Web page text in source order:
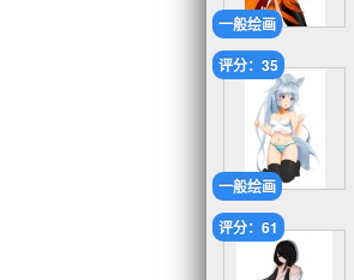
一般绘画
一般绘画
评分：35
评分：61